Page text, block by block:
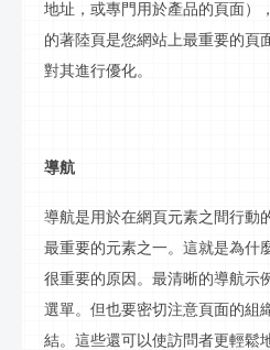
地址，或專門用於產品的頁面）
的著陸頁是您網站上最重要的頁
對其進行優化。
導航
導航是用於在網頁元素之間行動
最重要的元素之一。這就是為什
很重要的原因。最清晰的導航示
選單。但也要密切注意頁面的組
結。這些還可以使訪問者更輕鬆